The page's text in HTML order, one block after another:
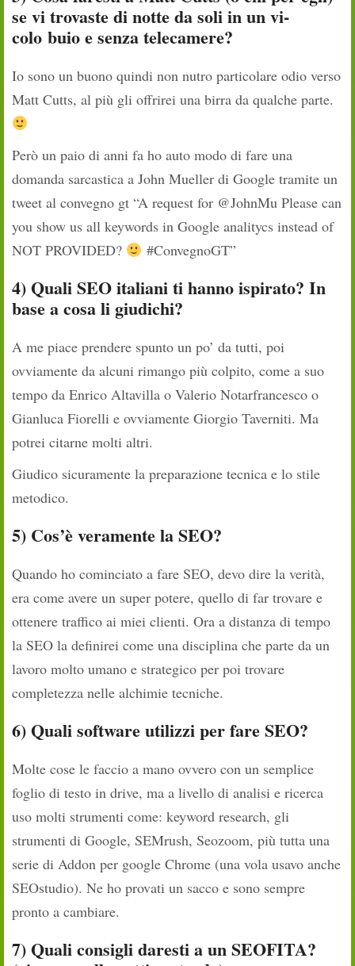
se vi trovaste di notte da soli in un vi­
colo buio e senza telecamere?
Io sono un buono quindi non nutro particolare odio verso
Matt Cutts, al più gli offrirei una birra da qualche parte.
Però un paio di anni fa ho auto modo di fare una
domanda sarcastica a John Mueller di Google tramite un
tweet al convegno gt “A request for @JohnMu Please can
you show us all keywords in Google analitycs instead of
NOT PROVIDED?
#ConvegnoGT”
4) Quali SEO italiani ti hanno ispirato? In
base a cosa li giudichi?
A me piace prendere spunto un po’ da tutti, poi
ovviamente da alcuni rimango più colpito, come a suo
tempo da Enrico Altavilla o Valerio Notarfrancesco o
Gianluca Fiorelli e ovviamente Giorgio Taverniti. Ma
potrei citarne molti altri.
Giudico sicuramente la preparazione tecnica e lo stile
metodico.
5) Cos’è veramente la SEO?
Quando ho cominciato a fare SEO, devo dire la verità,
era come avere un super potere, quello di far trovare e
ottenere traffico ai miei clienti. Ora a distanza di tempo
la SEO la definirei come una disciplina che parte da un
lavoro molto umano e strategico per poi trovare
completezza nelle alchimie tecniche.
6) Quali software utilizzi per fare SEO?
Molte cose le faccio a mano ovvero con un semplice
foglio di testo in drive, ma a livello di analisi e ricerca
uso molti strumenti come: keyword research, gli
strumenti di Google, SEMrush, Seozoom, più tutta una
serie di Addon per google Chrome (una vola usavo anche
SEOstudio). Ne ho provati un sacco e sono sempre
pronto a cambiare.
7) Quali consigli daresti a un SEOFITA?